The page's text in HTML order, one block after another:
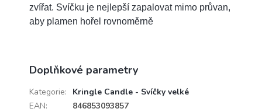
zvířat. Svíčku je nejlepší zapalovat mimo průvan,
aby plamen hořel rovnoměrně
Doplňkové parametry
Kategorie:
Kringle Candle - Svíčky velké
EAN: 846853093857